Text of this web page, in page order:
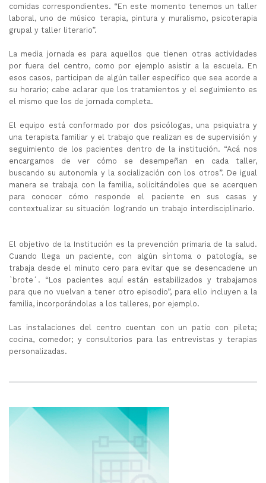
comidas correspondientes. “En este momento tenemos un taller
laboral, uno de músico terapia, pintura y muralismo, psicoterapia
grupal y taller literario”.
La media jornada es para aquellos que tienen otras actividades
por fuera del centro, como por ejemplo asistir a la escuela. En
esos casos, participan de algún taller específico que sea acorde a
su horario; cabe aclarar que los tratamientos y el seguimiento es
el mismo que los de jornada completa.
El equipo está conformado por dos psicólogas, una psiquiatra y
una terapista familiar y el trabajo que realizan es de supervisión y
seguimiento de los pacientes dentro de la institución. “Acá nos
encargamos de ver cómo se desempeñan en cada taller,
buscando su autonomía y la socialización con los otros”. De igual
manera se trabaja con la familia, solicitándoles que se acerquen
para conocer cómo responde el paciente en sus casas y
contextualizar su situación logrando un trabajo interdisciplinario.
El objetivo de la Institución es la prevención primaria de la salud.
Cuando llega un paciente, con algún síntoma o patología, se
trabaja desde el minuto cero para evitar que se desencadene un
`brote´. “Los pacientes aquí están estabilizados y trabajamos
para que no vuelvan a tener otro episodio”, para ello incluyen a la
familia, incorporándolas a los talleres, por ejemplo.
Las instalaciones del centro cuentan con un patio con pileta;
cocina, comedor; y consultorios para las entrevistas y terapias
personalizadas.